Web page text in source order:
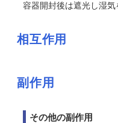
容器開封後は遮光し湿気
相互作用
副作用
その他の副作用